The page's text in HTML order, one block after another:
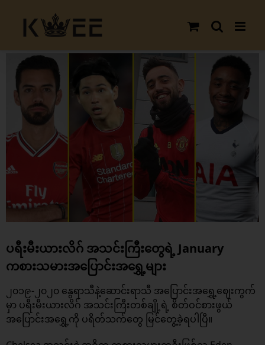
content
View
Larger
Image
ပရီးမီးယားလိဂ် အသင်းကြီးတွေရဲ့ January
ကစားသမားအပြောင်းအရွှေ့များ
၂၀၁၉-၂၀၂၀ နွေရာသီနဲ့ဆောင်းရာသီ အပြောင်းအရွှေ့ဈေးကွက်
မှာ ပရီးမီးယားလိဂ် အသင်းကြီးတစ်ချို့ရဲ့ စိတ်ဝင်စားဖွယ်
အပြောင်းအရွှေ့ကို ပရိတ်သက်တွေ မြင်တွေ့ခဲ့ရပါပြီ။